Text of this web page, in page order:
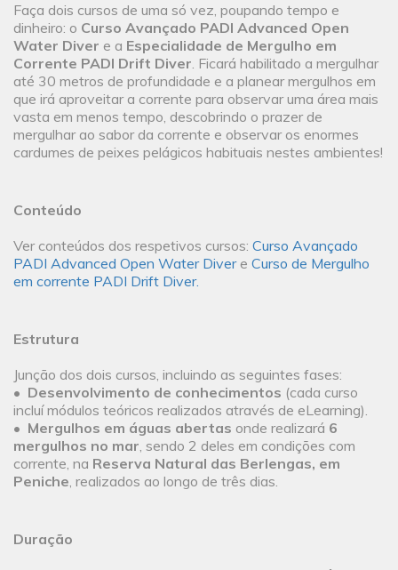
Faça dois cursos de uma só vez, poupando tempo e
dinheiro: o Curso Avançado PADI Advanced Open
Water Diver e a Especialidade de Mergulho em
Corrente PADI Drift Diver. Ficará habilitado a mergulhar
até 30 metros de profundidade e a planear mergulhos em
que irá aproveitar a corrente para observar uma área mais
vasta em menos tempo, descobrindo o prazer de
mergulhar ao sabor da corrente e observar os enormes
cardumes de peixes pelágicos habituais nestes ambientes!
Conteúdo
Ver conteúdos dos respetivos cursos: Curso Avançado
PADI Advanced Open Water Divere Curso de Mergulho
em corrente PADI Drift Diver.
Estrutura
Junção dos dois cursos, incluindo as seguintes fases:
• Desenvolvimento de conhecimentos (cada curso
incluí módulos teóricos realizados através de eLearning).
• Mergulhos em águas abertas onde realizará 6
mergulhos no mar, sendo 2 deles em condições com
corrente, na Reserva Natural das Berlengas, em
Peniche, realizados ao longo de três dias.
Duração